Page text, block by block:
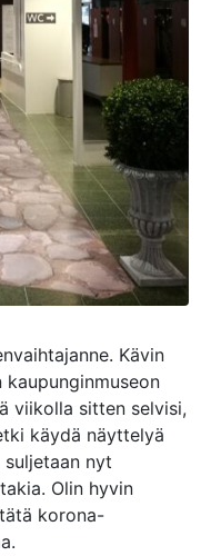
Kävin
viikolla sitten selvisi,
käydä näyttelyä
nyt
Olin hyvin
korona-